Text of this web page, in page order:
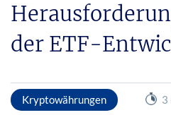
der ETF-
Kryptowährungen 3